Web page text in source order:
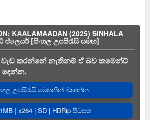
KAALAMAADAN (2025) SINHALA
ප්ලෙයර් [සිංහල උපසිරැසි සමඟ]
කරන්නේ නැතිනම් ඒ බව කමෙන්ට්
දෙන්න.
උපසිරැසි මෙතනින් බාගන්න
| x264 | SD | HDRip පිටපත